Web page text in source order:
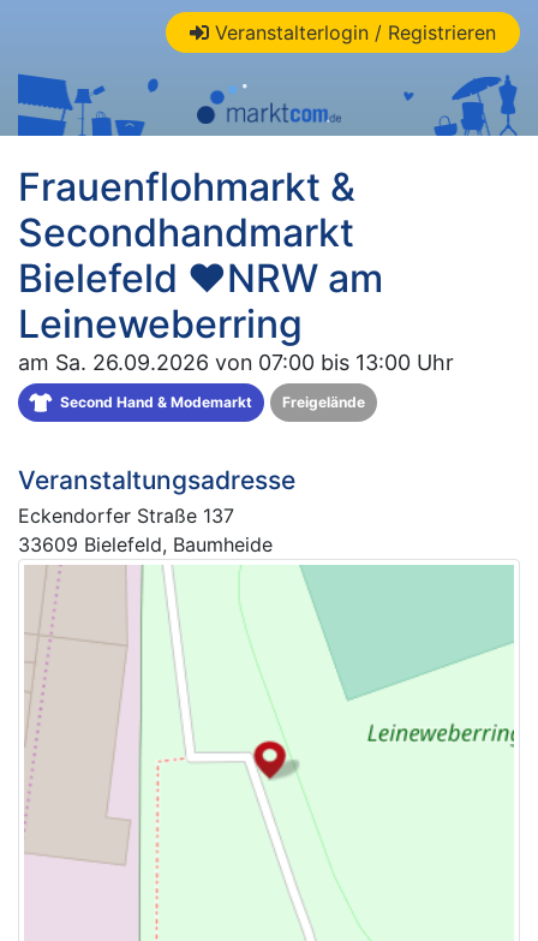
Veranstalterlogin / Registrieren
Frauenflohmarkt &
Secondhandmarkt
Bielefeld ❤NRW am
Leineweberring
am Sa. 26.09.2026 von 07:00 bis 13:00 Uhr
Second Hand & Modemarkt Freigelände
Veranstaltungsadresse
Eckendorfer Straße 137
33609 Bielefeld, Baumheide